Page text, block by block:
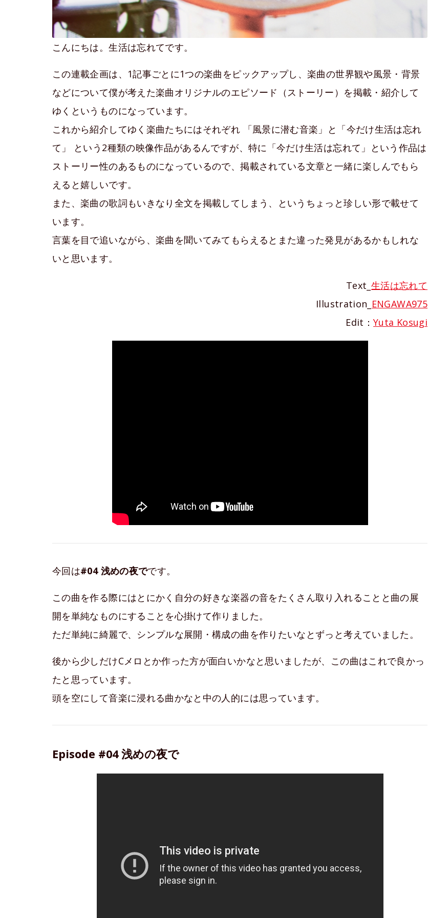
こんにちは。生活は忘れてです。
この連載企画は、1記事ごとに1つの楽曲をピックアップし、楽曲の世界観や風景・背景
などについて僕が考えた楽曲オリジナルのエピソード（ストーリー）を掲載・紹介して
ゆくというものになっています。
これから紹介してゆく楽曲たちにはそれぞれ 「風景に潜む音楽」と「今だけ生活は忘れ
て」 という2種類の映像作品があるんですが、特に「今だけ生活は忘れて」という作品は
ストーリー性のあるものになっているので、掲載されている文章と一緒に楽しんでもら
えると嬉しいです。
また、楽曲の歌詞もいきなり全文を掲載してしまう、というちょっと珍しい形で載せて
います。
言葉を目で追いながら、楽曲を聞いてみてもらえるとまた違った発見があるかもしれな
いと思います。
Text_ 生活は忘れて
Illustration_ ENGAWA975
Edit：Yuta Kosugi
今回は#04 浅めの夜でです。
この曲を作る際にはとにかく自分の好きな楽器の音をたくさん取り入れることと曲の展
開を単純なものにすることを心掛けて作りました。
ただ単純に綺麗で、シンプルな展開・構成の曲を作りたいなとずっと考えていました。
後から少しだけCメロとか作った方が面白いかなと思いましたが、この曲はこれで良かっ
たと思っています。
頭を空にして音楽に浸れる曲かなと中の人的には思っています。
Episode #04 浅めの夜で